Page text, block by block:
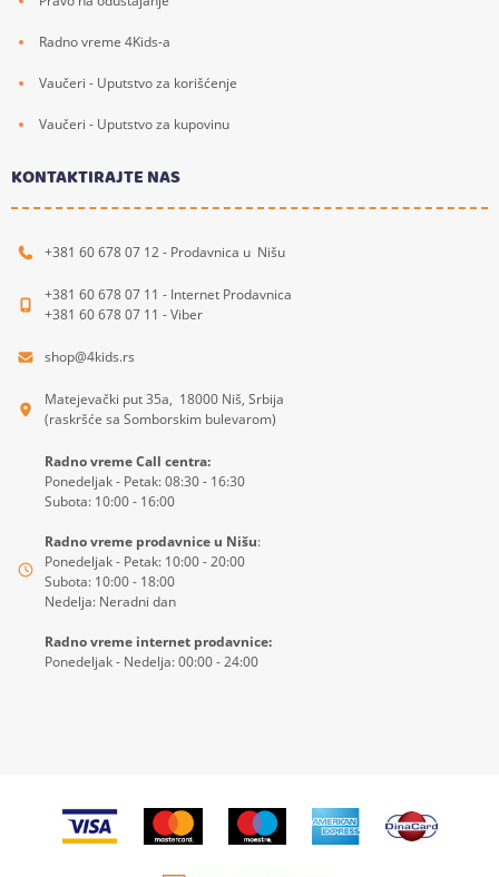
Radno vreme 4Kids-a
Vaučeri - Uputstvo za korišćenje
Vaučeri - Uputstvo za kupovinu
KONTAKTIRAJTE NAS
+381 60 678 07 12 - Prodavnica u Nišu
+381 60 678 07 11 - Internet Prodavnica
+381 60 678 07 11 - Viber
shop@4kids.rs
Matejevački put 35a, 18000 Niš, Srbija
(raskršće sa Somborskim bulevarom)
Radno vreme Call centra:
Ponedeljak - Petak: 08:30 - 16:30
Subota: 10:00 - 16:00
Radno vreme prodavnice u Nišu:
Ponedeljak - Petak: 10:00 - 20:00
Subota: 10:00 - 18:00
Nedelja: Neradni dan
Radno vreme internet prodavnice:
Ponedeljak - Nedelja: 00:00 - 24:00